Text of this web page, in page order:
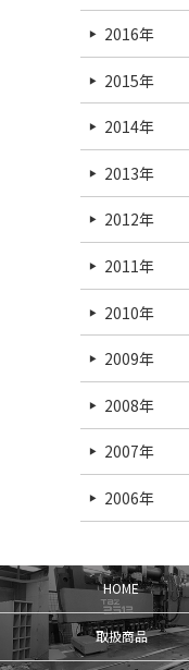
2016年
2015年
2014年
2013年
2012年
2011年
2010年
2009年
2008年
2007年
2006年
HOME
取扱商品